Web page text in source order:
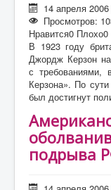
14 апреля 2006
Просмотров:
Нравится0 Плохо0
В 1923 году
Джордж Керзон
с требованиями,
Керзона». По
был достигнут
подрыва